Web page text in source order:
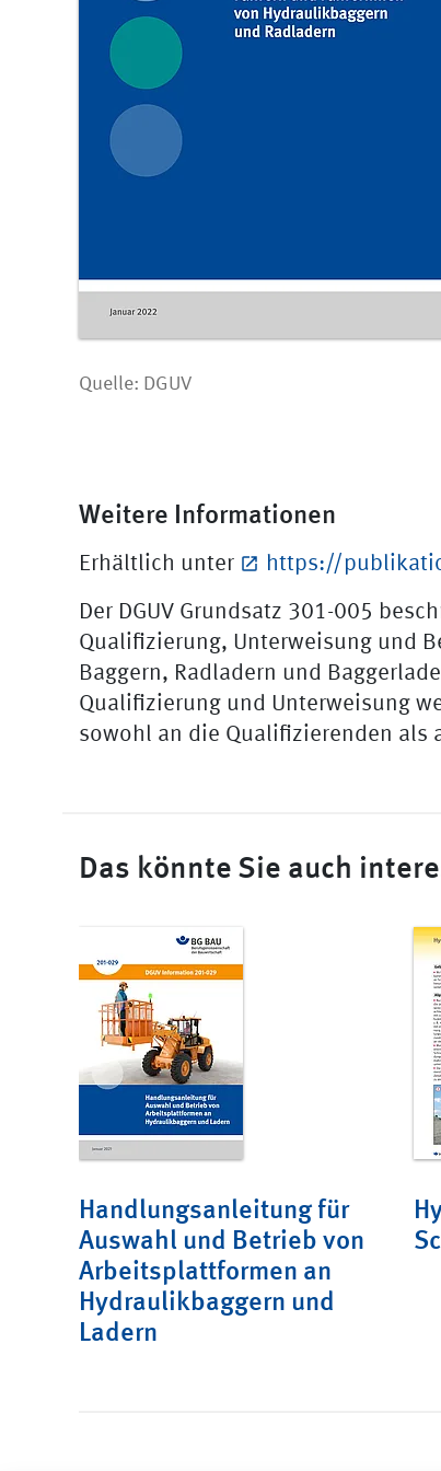
Quelle: DGUV
Weitere Informationen
Erhältlich unter https://
Der DGUV Grundsatz 301-005
Qualifizierung, Unterweisung und
Baggern, Radladern und
Qualifizierung und Unterweisung
sowohl an die Qualifizierenden als
Das könnte Sie auch
Handlungsanleitung für
Auswahl und Betrieb von
Arbeitsplattformen an
Hydraulikbaggern und
Ladern